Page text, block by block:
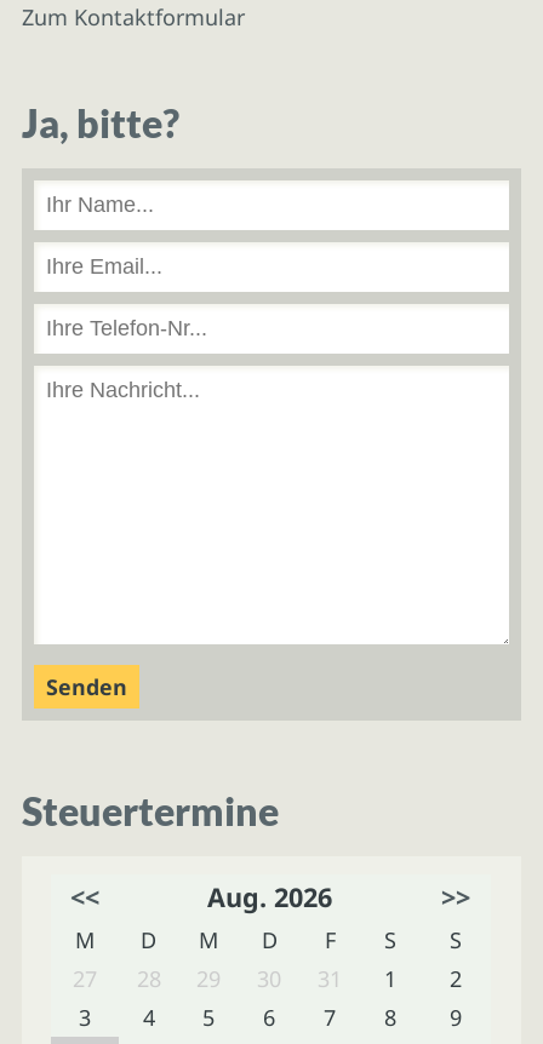
Zum Kontaktformular
Ja, bitte?
Steuertermine
<< Aug. 2026 >>
M D M D F S
S
27
28 29 30 31 1
2
3
4 5 6 7 8
9